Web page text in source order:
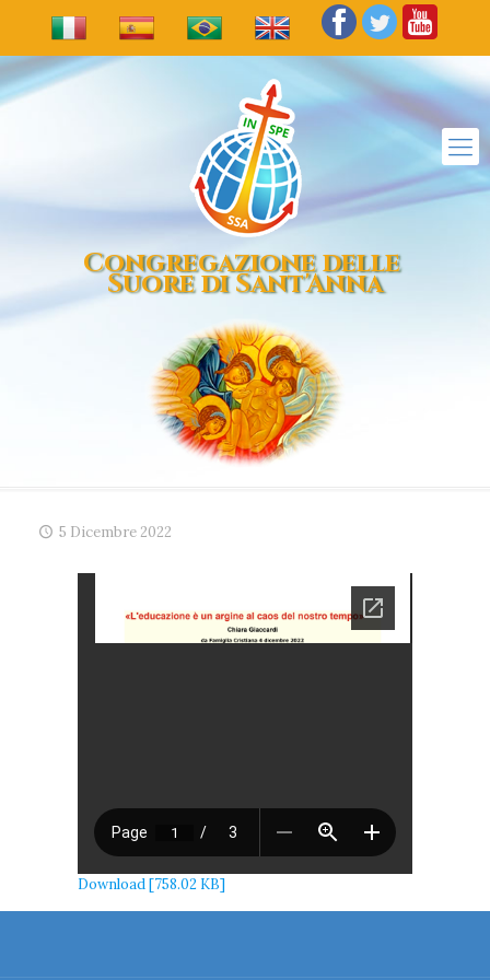
Congregazione delle
Suore di Sant'Anna
5 Dicembre 2022
Download [758.02 KB]